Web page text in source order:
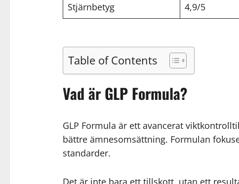
Stjärnbetyg
4,9/5
Table of Contents
Vad är GLP Formula?
GLP Formula är ett avancerat
bättre ämnesomsättning. Formulan
standarder.
Det är inte bara ett tillskott, utan ett